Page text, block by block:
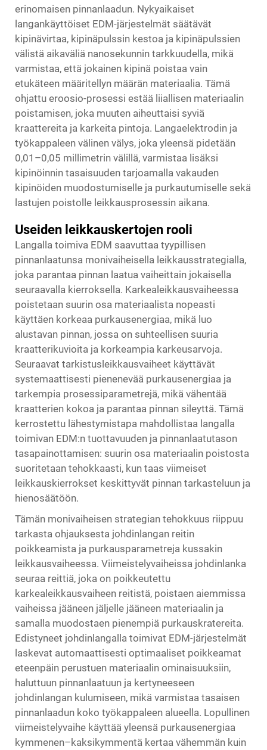
erinomaisen pinnanlaadun. Nykyaikaiset
langankäyttöiset EDM-järjestelmät säätävät
kipinävirtaa, kipinäpulssin kestoa ja kipinäpulssien
välistä aikaväliä nanosekunnin tarkkuudella, mikä
varmistaa, että jokainen kipinä poistaa vain
etukäteen määritellyn määrän materiaalia. Tämä
ohjattu eroosio-prosessi estää liiallisen materiaalin
poistamisen, joka muuten aiheuttaisi syviä
kraattereita ja karkeita pintoja. Langaelektrodin ja
työkappaleen välinen välys, joka yleensä pidetään
0,01–0,05 millimetrin välillä, varmistaa lisäksi
kipinöinnin tasaisuuden tarjoamalla vakauden
kipinöiden muodostumiselle ja purkautumiselle sekä
lastujen poistolle leikkausprosessin aikana.
Useiden leikkauskertojen rooli
Langalla toimiva EDM saavuttaa tyypillisen
pinnanlaatunsa monivaiheisella leikkausstrategialla,
joka parantaa pinnan laatua vaiheittain jokaisella
seuraavalla kierroksella. Karkealeikkausvaiheessa
poistetaan suurin osa materiaalista nopeasti
käyttäen korkeaa purkausenergiaa, mikä luo
alustavan pinnan, jossa on suhteellisen suuria
kraatterikuvioita ja korkeampia karkeusarvoja.
Seuraavat tarkistusleikkausvaiheet käyttävät
systemaattisesti pienenevää purkausenergiaa ja
tarkempia prosessiparametrejä, mikä vähentää
kraatterien kokoa ja parantaa pinnan sileyttä. Tämä
kerrostettu lähestymistapa mahdollistaa langalla
toimivan EDM:n tuottavuuden ja pinnanlaatutason
tasapainottamisen: suurin osa materiaalin poistosta
suoritetaan tehokkaasti, kun taas viimeiset
leikkauskierrokset keskittyvät pinnan tarkasteluun ja
hienosäätöön.
Tämän monivaiheisen strategian tehokkuus riippuu
tarkasta ohjauksesta johdinlangan reitin
poikkeamista ja purkausparametreja kussakin
leikkausvaiheessa. Viimeistelyvaiheissa johdinlanka
seuraa reittiä, joka on poikkeutettu
karkealeikkausvaiheen reitistä, poistaen aiemmissa
vaiheissa jääneen jäljelle jääneen materiaalin ja
samalla muodostaen pienempiä purkauskratereita.
Edistyneet johdinlangalla toimivat EDM-järjestelmät
laskevat automaattisesti optimaaliset poikkeamat
eteenpäin perustuen materiaalin ominaisuuksiin,
haluttuun pinnanlaatuun ja kertyneeseen
johdinlangan kulumiseen, mikä varmistaa tasaisen
pinnanlaadun koko työkappaleen alueella. Lopullinen
viimeistelyvaihe käyttää yleensä purkausenergiaa
kymmenen–kaksikymmentä kertaa vähemmän kuin